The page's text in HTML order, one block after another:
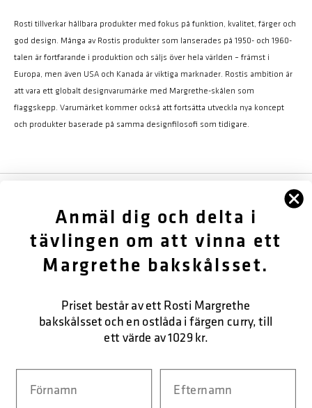
Rosti tillverkar hållbara produkter med fokus på funktion, kvalitet, färger och
god design. Många av Rostis produkter som lanserades på 1950- och 1960-
talen är fortfarande i produktion och säljs över hela världen – främst i
Europa, men även USA och Kanada är viktiga marknader. Rostis ambition är
att vara ett globalt designvarumärke med Margrethe-skålen som
flaggskepp. Varumärket kommer också att fortsätta utveckla nya koncept
och produkter baserade på samma designfilosofi som tidigare.
KUNDTJÄNST
Anmäl dig och delta i
tävlingen om att vinna ett
Margrethe bakskålsset.
Priset består av ett Rosti Margrethe
bakskålsset och en ostlåda i färgen curry, till
ett värde av 1029 kr.